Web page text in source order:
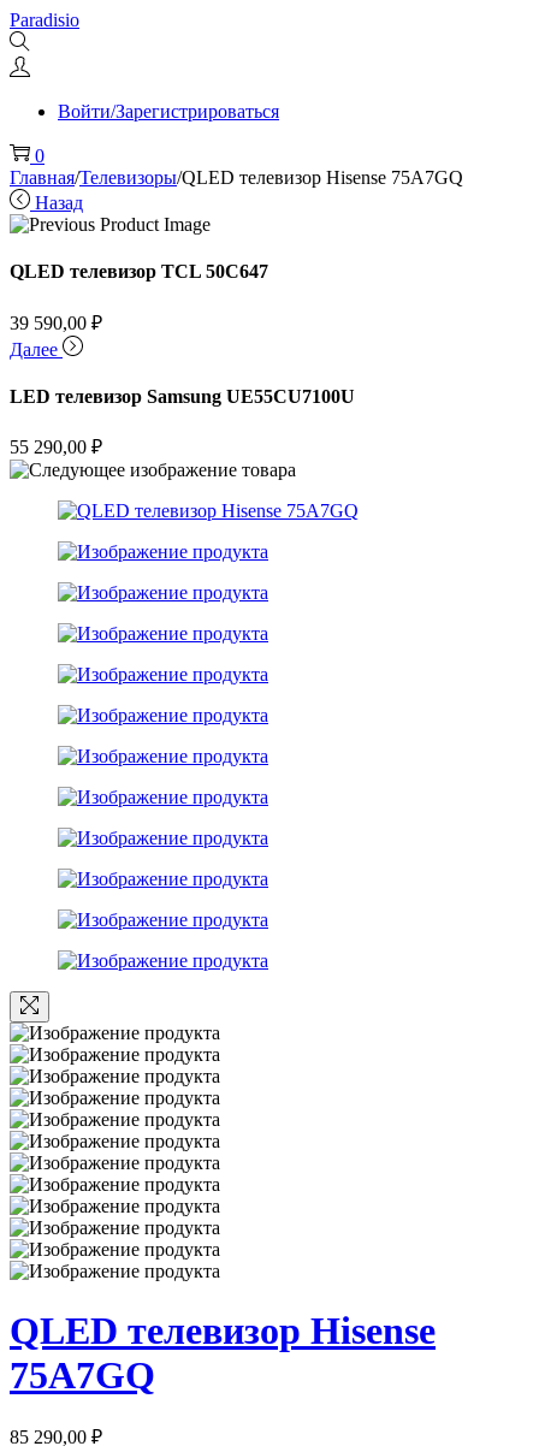
Перейти
к
навигации
Перейти
к
содержимому
Paradisio
Войти/Зарегистрироваться
0
Главная/Телевизоры/QLED телевизор Hisense 75A7GQ
Назад
QLED телевизор TCL 50C647
39 590,00 ₽
Далее
LED телевизор Samsung UE55CU7100U
55 290,00 ₽
QLED телевизор Hisense
75A7GQ
85 290,00 ₽